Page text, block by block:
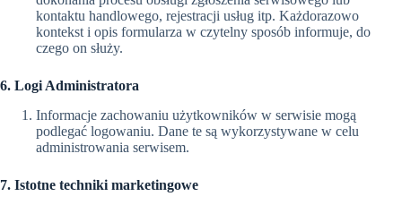
kontaktu handlowego, rejestracji usług itp. Każdorazowo
kontekst i opis formularza w czytelny sposób informuje, do
czego on służy.
6. Logi Administratora
Informacje zachowaniu użytkowników w serwisie mogą
podlegać logowaniu. Dane te są wykorzystywane w celu
administrowania serwisem.
7. Istotne techniki marketingowe